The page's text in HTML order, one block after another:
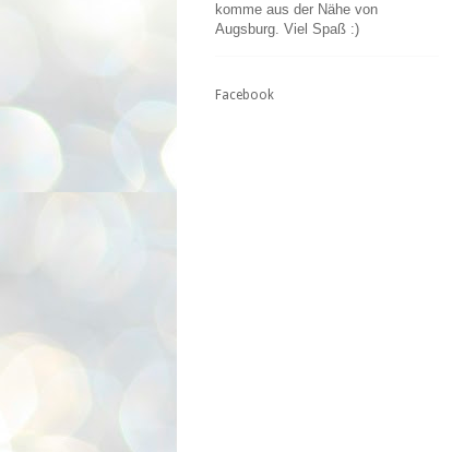
komme aus der Nähe von
Augsburg. Viel Spaß :)
Facebook